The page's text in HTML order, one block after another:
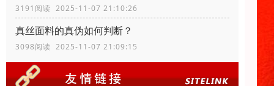
3191阅读 2025-11-07 21:10:26
真丝面料的真伪如何判断？
3098阅读 2025-11-07 21:09:15